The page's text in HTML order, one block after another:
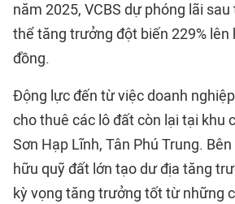
năm 2025, VCBS dự phóng lãi
thể tăng trưởng đột biến 229% lên
đồng.
Động lực đến từ việc doanh
cho thuê các lô đất còn lại tại khu
Sơn Hạp Lĩnh, Tân Phú Trung.
hữu quỹ đất lớn tạo dư địa tăng
kỳ vọng tăng trưởng tốt từ những